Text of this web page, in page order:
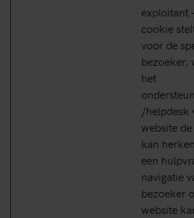
exploitant
cookie
voor de
bezoeker,
het
/helpdesk
website
kan
een
navigatie
bezoeker
website